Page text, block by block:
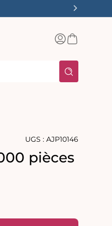
Connexion
Panier
UGS : AJP10146
pièces